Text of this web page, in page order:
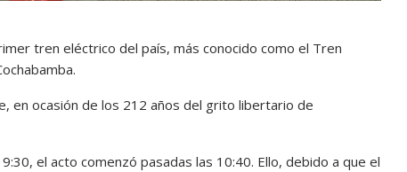
tren eléctrico del país, más conocido como el Tren
en ocasión de los 212 años del grito libertario de
el acto comenzó pasadas las 10:40. Ello, debido a que el